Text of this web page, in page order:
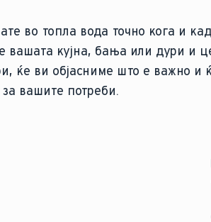
во топла вода точно кога и
вашата кујна, бања или дури и
ќе ви објасниме што е важно и
вашите потреби.